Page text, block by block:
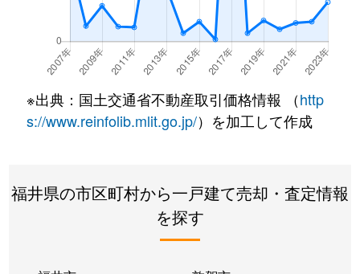
※出典：国土交通省不動産取引価格情報 （http
s://www.reinfolib.mlit.go.jp/）を加工して作成
福井県の市区町村から一戸建て売却・査定情報
を探す